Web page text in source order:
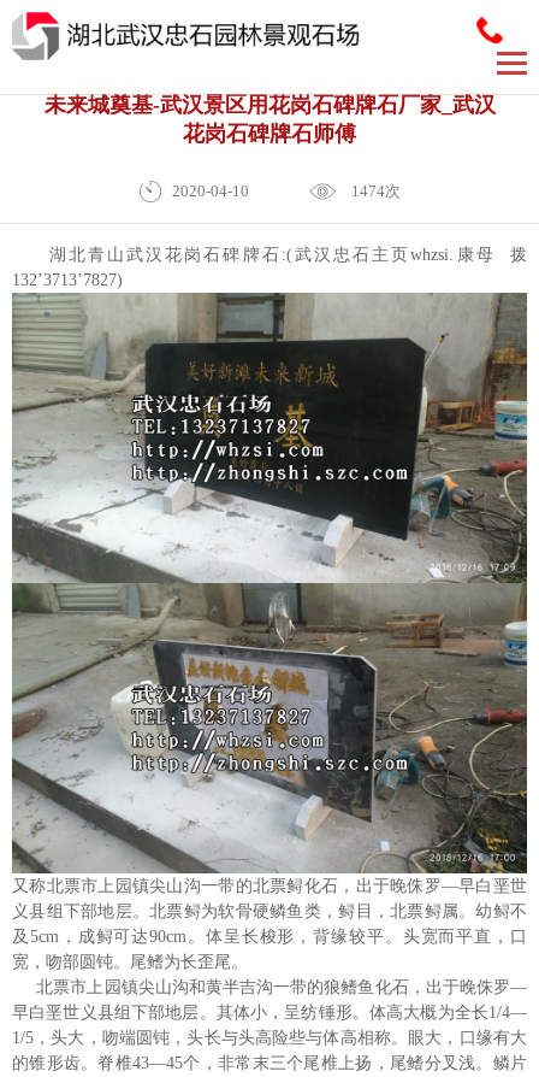
027-
未来城奠基-武汉景区用花岗石碑牌石厂家_武汉
花岗石碑牌石师傅
2020-04-10 1474次
湖北青山武汉花岗石碑牌石:(武汉忠石主页whzsi.康母 拨
132’3713’7827)
又称北票市上园镇尖山沟一带的北票鲟化石，出于晚侏罗—早白垩世
义县组下部地层。北票鲟为软骨硬鳞鱼类，鲟目，北票鲟属。幼鲟不
及5cm，成鲟可达90cm。体呈长梭形，背缘较平。头宽而平直，口
宽，吻部圆钝。尾鳍为长歪尾。
北票市上园镇尖山沟和黄半吉沟一带的狼鳍鱼化石，出于晚侏罗—
早白垩世义县组下部地层。其体小，呈纺锤形。体高大概为全长1/4—
1/5，头大，吻端圆钝，头长与头高险些与体高相称。眼大，口缘有大
的锥形齿。脊椎43—45个，非常末三个尾椎上扬，尾鳍分叉浅。鳞片